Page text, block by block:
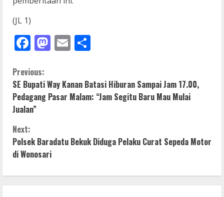
(JL 1)
Facebook
Mastodon
Email
C
o
n
t
i
n
Previous:
SE Bupati Way Kanan Batasi Hiburan Sampai Jam 17.00,
Pedagang Pasar Malam: “Jam Segitu Baru Mau Mulai
Jualan”
Next:
Polsek Baradatu Bekuk Diduga Pelaku Curat Sepeda Motor
di Wonosari